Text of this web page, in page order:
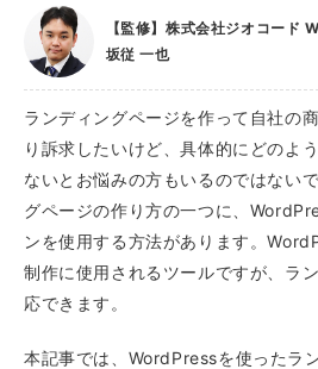
【監修】株式会社ジオコード
坂従 一也
ランディングページを作って自社の
り訴求したいけど、具体的にどのよ
ないとお悩みの方もいるのではない
グページの作り方の一つに、
ンを使用する方法があります。
制作に使用されるツールですが、ラ
応できます。
本記事では、WordPressを使ったラ